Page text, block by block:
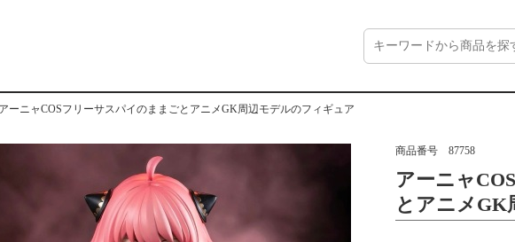
アーニャCOSフリーサスパイのままごとアニメGK周辺モデルのフィギュア
商品番号 87758
アーニャ
とアニメGK